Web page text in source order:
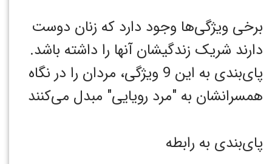
برخی ویژگی‌ها وجود دارد که زنان دوست
دارند شریک زندگیشان آنها را داشته باشد.
پای‌بندی به این 9 ویژگی، مردان را در نگاه
همسرانشان به "مرد رویایی" مبدل می‌کنند
پای‌بندی به رابطه